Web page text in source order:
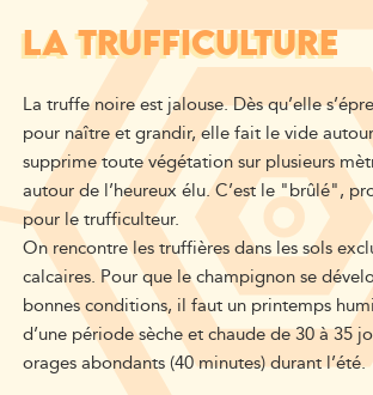
LA TRUFFICULTURE
La truffe noire est jalouse. Dès qu’elle
pour naître et grandir, elle fait le vide
supprime toute végétation sur plusieurs
autour de l’heureux élu. C’est le "brûlé",
pour le trufficulteur.
On rencontre les truffières dans les sols
calcaires. Pour que le champignon se
bonnes conditions, il faut un printemps
d’une période sèche et chaude de 30 à 35
orages abondants (40 minutes) durant l’été.